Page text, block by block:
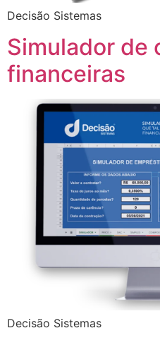
Decisão Sistemas
Simulador de
financeiras
Decisão Sistemas